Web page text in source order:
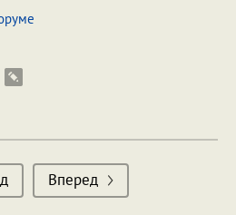
Вперед